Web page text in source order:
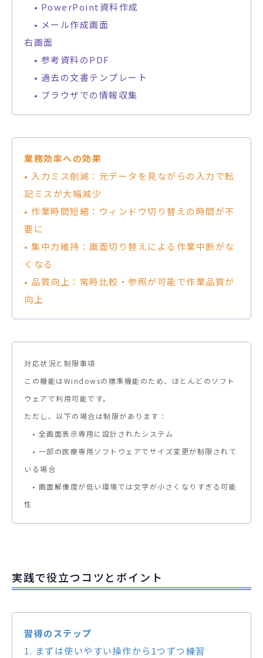
• PowerPoint資料作成
• メール作成画面
右画面
• 参考資料のPDF
• 過去の文書テンプレート
• ブラウザでの情報収集
業務効率への効果
• 入力ミス削減：元データを見ながらの入力で転
記ミスが大幅減少
• 作業時間短縮：ウィンドウ切り替えの時間が不
要に
• 集中力維持：画面切り替えによる作業中断がな
くなる
• 品質向上：常時比較・参照が可能で作業品質が
向上
対応状況と制限事項
この機能はWindowsの標準機能のため、ほとんどのソフト
ウェアで利用可能です。
ただし、以下の場合は制限があります：
• 全画面表示専用に設計されたシステム
• 一部の医療専用ソフトウェアでサイズ変更が制限されて
いる場合
• 画面解像度が低い環境では文字が小さくなりすぎる可能
性
実践で役立つコツとポイント
習得のステップ
1. まずは使いやすい操作から1つずつ練習